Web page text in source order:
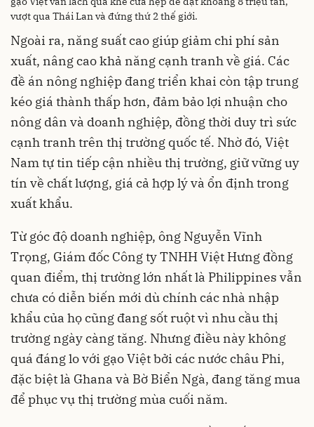
vượt qua Thái Lan và đứng thứ 2 thế giới.
Ngoài ra, năng suất cao giúp giảm chi phí sản
xuất, nâng cao khả năng cạnh tranh về giá. Các
đề án nông nghiệp đang triển khai còn tập trung
kéo giá thành thấp hơn, đảm bảo lợi nhuận cho
nông dân và doanh nghiệp, đồng thời duy trì sức
cạnh tranh trên thị trường quốc tế. Nhờ đó, Việt
Nam tự tin tiếp cận nhiều thị trường, giữ vững uy
tín về chất lượng, giá cả hợp lý và ổn định trong
xuất khẩu.
Từ góc độ doanh nghiệp, ông Nguyễn Vĩnh
Trọng, Giám đốc Công ty TNHH Việt Hưng đồng
quan điểm, thị trường lớn nhất là Philippines vẫn
chưa có diễn biến mới dù chính các nhà nhập
khẩu của họ cũng đang sốt ruột vì nhu cầu thị
trường ngày càng tăng. Nhưng điều này không
quá đáng lo với gạo Việt bởi các nước châu Phi,
đặc biệt là Ghana và Bờ Biển Ngà, đang tăng mua
để phục vụ thị trường mùa cuối năm.